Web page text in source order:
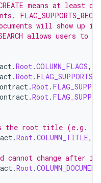
means at
will show up
allows users
.Root.COLUMN_FLAGS,
.Root.
.Root.
.Root.
is the root title (e.g.
.Root.COLUMN_TITLE,
cannot change after
.Root.